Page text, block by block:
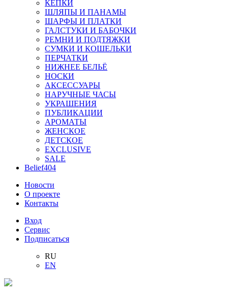
КЕПКИ
ШЛЯПЫ И ПАНАМЫ
ШАРФЫ И ПЛАТКИ
ГАЛСТУКИ И БАБОЧКИ
РЕМНИ И ПОДТЯЖКИ
СУМКИ И КОШЕЛЬКИ
ПЕРЧАТКИ
НИЖНЕЕ БЕЛЬЁ
НОСКИ
АКСЕССУАРЫ
НАРУЧНЫЕ ЧАСЫ
УКРАШЕНИЯ
ПУБЛИКАЦИИ
АРОМАТЫ
ЖЕНСКОЕ
ДЕТСКОЕ
EXCLUSIVE
SALE
Belief404
Новости
О проекте
Контакты
Вход
Сервис
Подписаться
RU
EN